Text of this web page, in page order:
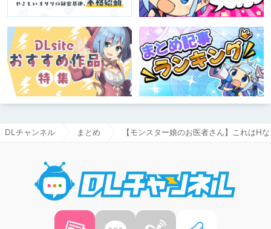
DLチャンネル まとめ 【モンスター娘のお医者さん】これはH